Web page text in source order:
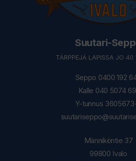
Suutari-
TÄRPPEJÄ LAPISSA JO 40
Seppo 0400 192
Kalle 040 5074
Y-tunnus
Männiköntie 37
99800 Ivalo